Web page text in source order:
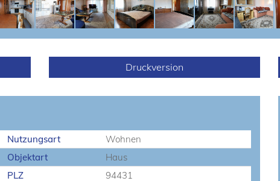
Druckversion
Nutzungsart
Wohnen
Objektart
Haus
PLZ
94431